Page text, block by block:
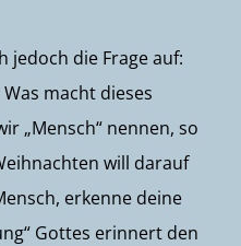
jedoch die Frage auf:
macht dieses
„Mensch“ nennen, so
will darauf
erkenne deine
Gottes erinnert den